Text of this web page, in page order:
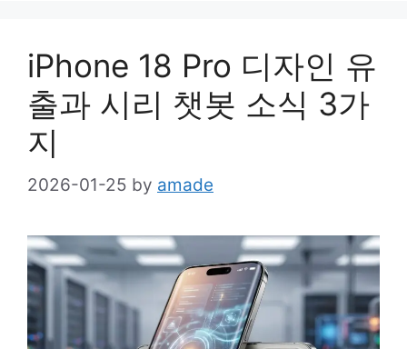
iPhone 18 Pro 디자인 유
출과 시리 챗봇 소식 3가
지
2026-01-25 by amade